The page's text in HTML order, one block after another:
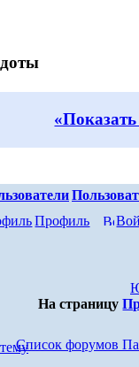
Профиль
На страницу
Список форумов